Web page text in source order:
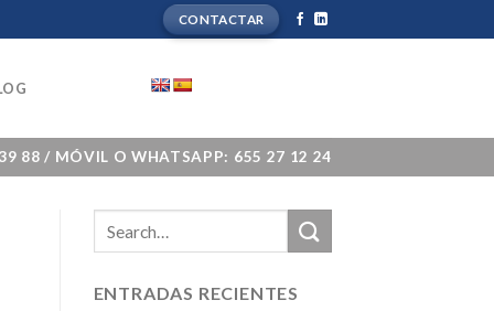
CONTACTAR
88 / MÓVIL O WHATSAPP: 655 27 12 24
ENTRADAS RECIENTES